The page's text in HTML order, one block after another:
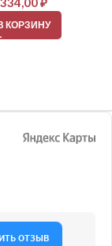
КОРЗИНУ